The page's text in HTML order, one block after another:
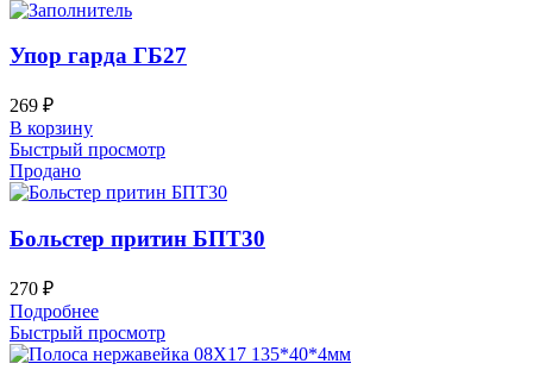
Упор гарда ГБ27
269 ₽
В корзину
Быстрый просмотр
Продано
Больстер притин БПТ30
270 ₽
Подробнее
Быстрый просмотр